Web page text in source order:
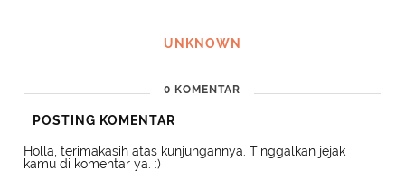
UNKNOWN
0 KOMENTAR
POSTING KOMENTAR
Holla, terimakasih atas kunjungannya. Tinggalkan jejak
kamu di komentar ya. :)